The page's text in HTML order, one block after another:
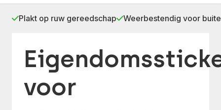
Plakt op ruw gereedschap Weerbestendig voor
voor